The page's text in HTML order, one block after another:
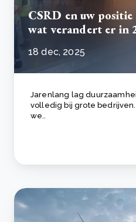
CSRD en uw positie
wat verandert er in
18 dec, 2025
Jarenlang lag
volledig bij grote
we..